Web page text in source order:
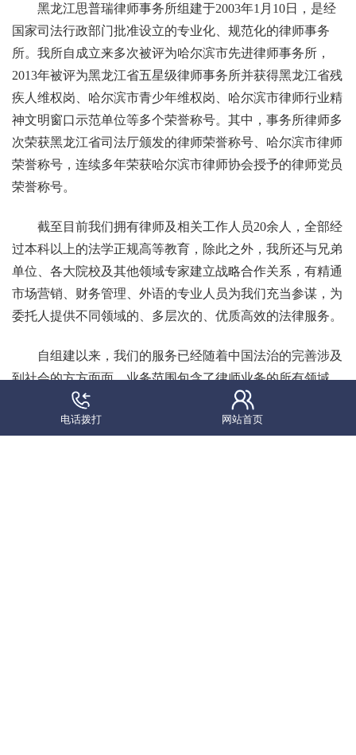
黑龙江思普瑞律师事务所组建于2003年1月10日，是经
国家司法行政部门批准设立的专业化、规范化的律师事务
所。我所自成立来多次被评为哈尔滨市先进律师事务所，
2013年被评为黑龙江省五星级律师事务所并获得黑龙江省残
疾人维权岗、哈尔滨市青少年维权岗、哈尔滨市律师行业精
神文明窗口示范单位等多个荣誉称号。其中，事务所律师多
次荣获黑龙江省司法厅颁发的律师荣誉称号、哈尔滨市律师
荣誉称号，连续多年荣获哈尔滨市律师协会授予的律师党员
荣誉称号。
截至目前我们拥有律师及相关工作人员20余人，全部经
过本科以上的法学正规高等教育，除此之外，我所还与兄弟
单位、各大院校及其他领域专家建立战略合作关系，有精通
市场营销、财务管理、外语的专业人员为我们充当参谋，为
委托人提供不同领域的、多层次的、优质高效的法律服务。
自组建以来，我们的服务已经随着中国法治的完善涉及
到社会的方方面面。业务范围包含了律师业务的所有领域，
特长集中体现在公司企业非诉法律服、刑事辩护、仲裁诉讼
案件代理等领域。律师曾经为数十家大中型企业、金融单位
电话拨打 网站首页